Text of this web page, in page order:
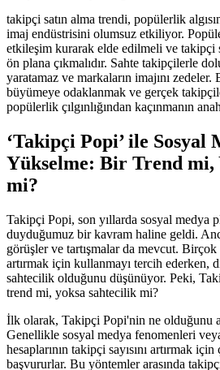
takipçi satın alma trendi, popülerlik
imaj endüstrisini olumsuz etkiliyor.
etkileşim kurarak elde edilmeli ve takipçi
ön plana çıkmalıdır. Sahte takipçilerle
yaratamaz ve markaların imajını
büyümeye odaklanmak ve gerçek
popülerlik çılgınlığından kaçınmanın
‘Takipçi Popi’ ile Sosyal
Yükselme: Bir Trend mi,
mi?
Takipçi Popi, son yıllarda sosyal medya
duyduğumuz bir kavram haline geldi.
görüşler ve tartışmalar da mevcut.
artırmak için kullanmayı tercih ederken,
sahtecilik olduğunu düşünüyor. Peki,
trend mi, yoksa sahtecilik mi?
İlk olarak, Takipçi Popi'nin ne olduğunu
Genellikle sosyal medya fenomenleri
hesaplarının takipçi sayısını artırmak
başvururlar. Bu yöntemler arasında